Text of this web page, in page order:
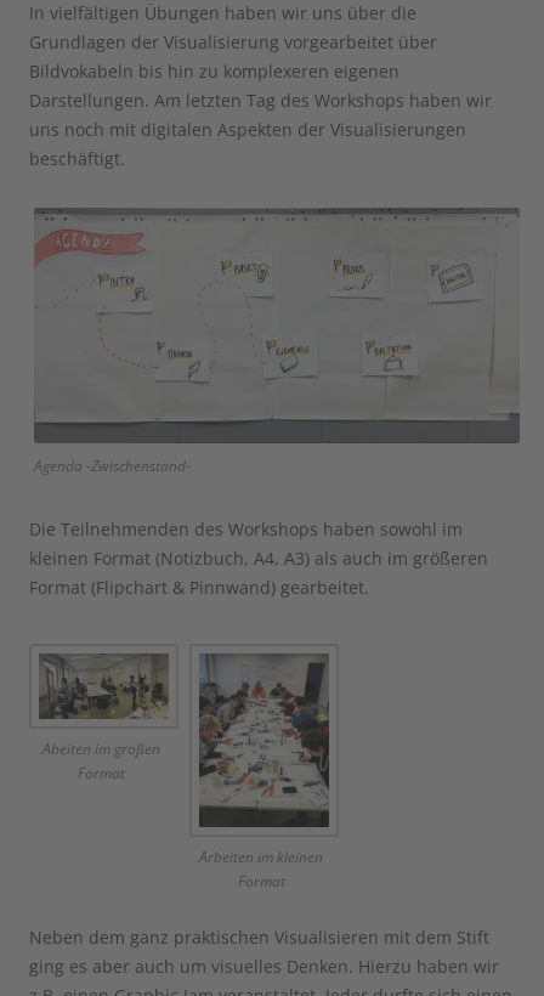
In vielfältigen Übungen haben wir uns über die
Grundlagen der Visualisierung vorgearbeitet über
Bildvokabeln bis hin zu komplexeren eigenen
Darstellungen. Am letzten Tag des Workshops haben wir
uns noch mit digitalen Aspekten der Visualisierungen
beschäftigt.
Agenda -Zwischenstand-
Die Teilnehmenden des Workshops haben sowohl im
kleinen Format (Notizbuch, A4, A3) als auch im größeren
Format (Flipchart & Pinnwand) gearbeitet.
Abeiten im großen
Format
Arbeiten im kleinen
Format
Neben dem ganz praktischen Visualisieren mit dem Stift
ging es aber auch um visuelles Denken. Hierzu haben wir